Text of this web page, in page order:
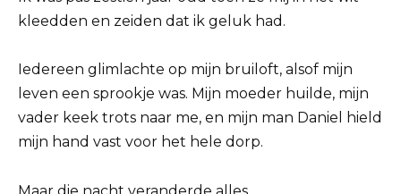
kleedden en zeiden dat ik geluk had.
Iedereen glimlachte op mijn bruiloft, alsof mijn
leven een sprookje was. Mijn moeder huilde, mijn
vader keek trots naar me, en mijn man Daniel hield
mijn hand vast voor het hele dorp.
Maar die nacht veranderde alles.